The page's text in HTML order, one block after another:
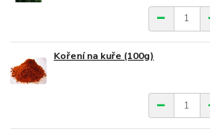
Koření na kuře (100g)